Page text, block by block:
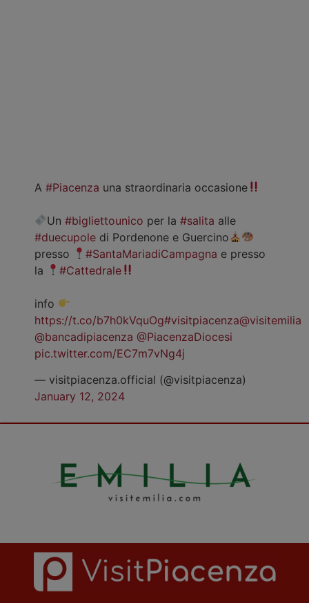
A #Piacenza una straordinaria occasione
Un#bigliettounico per la#salita alle
#duecupole di Pordenone e Guercino
presso
#SantaMariadiCampagna e presso
la
#Cattedrale
info
https://t.co/b7h0kVquOg#visitpiacenza@visitemilia
@bancadipiacenza @PiacenzaDiocesi
pic.twitter.com/EC7m7vNg4j
— visitpiacenza.official (@visitpiacenza)
January 12, 2024